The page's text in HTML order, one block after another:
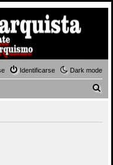
Dark mode
Identificarse